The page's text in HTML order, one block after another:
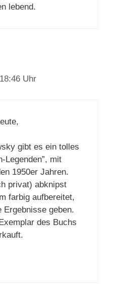
lebend.
Uhr
gibt es ein tolles
Legenden”, mit
1950er Jahren.
privat) abknipst
farbig aufbereitet,
Ergebnisse geben.
des Buchs